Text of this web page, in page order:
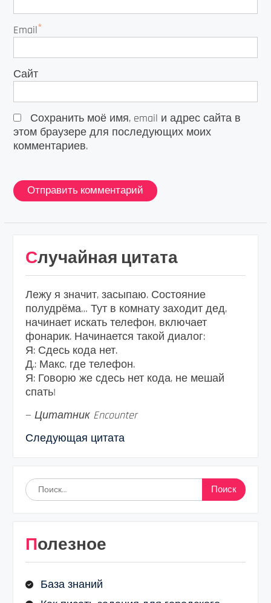
Email*
Сайт
Сохранить моё имя, email и адрес сайта в
этом браузере для последующих моих
комментариев.
Случайная цитата
Лежу я значит, засыпаю. Состояние
полудрёма… Тут в комнату заходит дед,
начинает искать телефон, включает
фонарик. Начинается такой диалог:
Я: Сдесь кода нет.
Д.: Макс, где телефон.
Я: Говорю же сдесь нет кода, не мешай
спать!
— Цитатник Encounter
Следующая цитата
Найти:
Полезное
База знаний